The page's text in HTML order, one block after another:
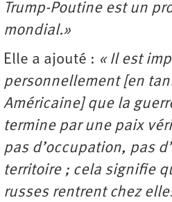
Trump-Poutine est un
mondial.»
Elle a ajouté : « Il est
personnellement [en
Américaine] que la
termine par une paix
pas d’occupation, pas
territoire ; cela signifie
russes rentrent chez